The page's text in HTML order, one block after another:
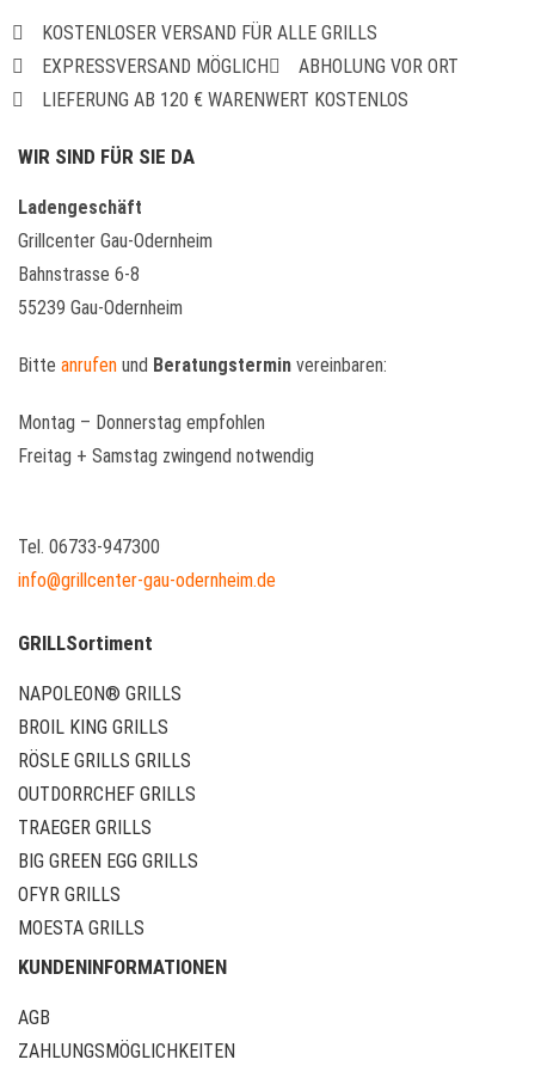
KOSTENLOSER VERSAND FÜR ALLE GRILLS
EXPRESSVERSAND MÖGLICH
ABHOLUNG VOR ORT
LIEFERUNG AB 120 € WARENWERT KOSTENLOS
WIR SIND FÜR SIE DA
Ladengeschäft
Grillcenter Gau-Odernheim
Bahnstrasse 6-8
55239 Gau-Odernheim
Bitte anrufen und Beratungstermin vereinbaren:
Montag – Donnerstag empfohlen
Freitag + Samstag zwingend notwendig
Tel. 06733-947300
info@grillcenter-gau-odernheim.de
GRILLSortiment
NAPOLEON® GRILLS
BROIL KING GRILLS
RÖSLE GRILLS GRILLS
OUTDORRCHEF GRILLS
TRAEGER GRILLS
BIG GREEN EGG GRILLS
OFYR GRILLS
MOESTA GRILLS
KUNDENINFORMATIONEN
AGB
ZAHLUNGSMÖGLICHKEITEN